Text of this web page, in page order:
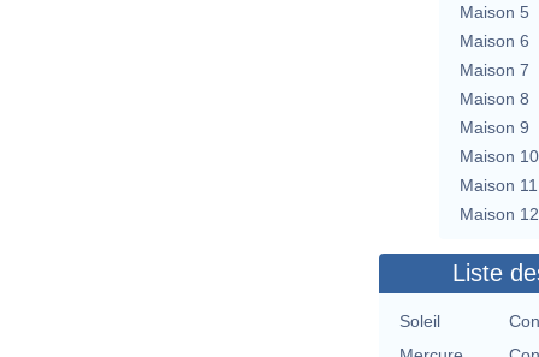
Maison 5
Maison 6
Maison 7
Maison 8
Maison 9
Maison 10
Maison 11
Maison 12
Liste
Soleil